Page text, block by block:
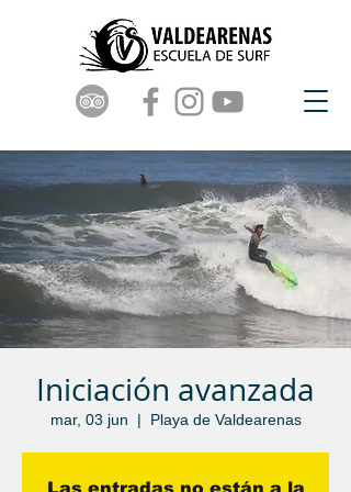
Iniciación avanzada
mar, 03 jun
  |
Playa de Valdearenas
Las entradas no están a la